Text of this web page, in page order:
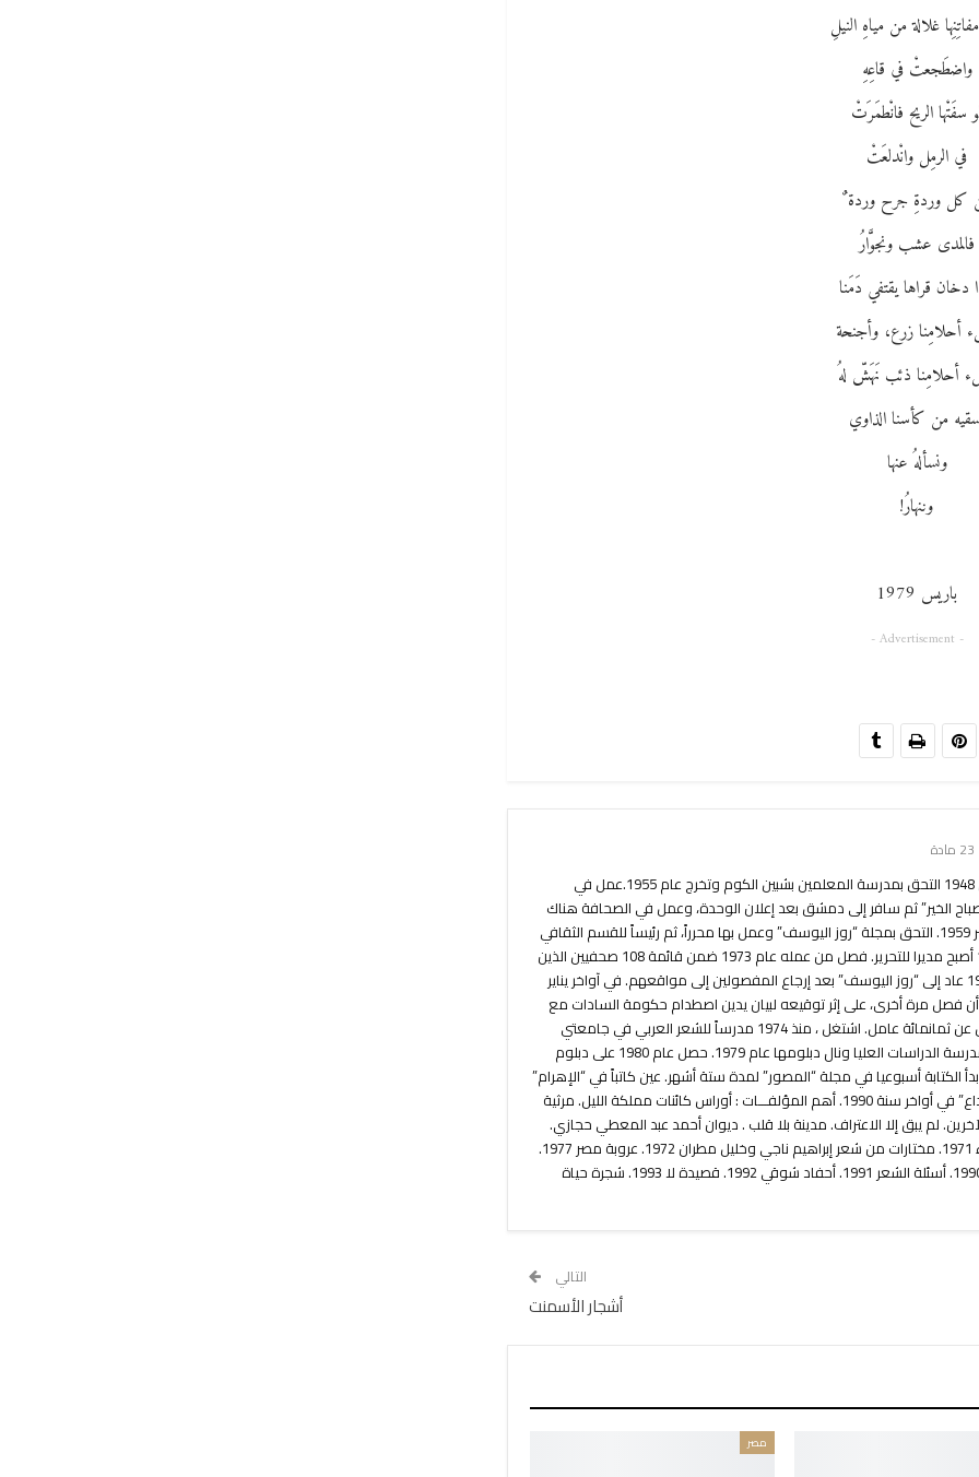
غلالة من مياهِ النيلِ
واضطَجعتْ في قاعِهِ
سفَتْها الريح فانْطمَرَتْ
في الرمِل وانْدلعَتْ
كل وردةِ جرح وردة
فالمدى عشب ونجوَّارُ
دخان قراها يقتفي دَمَنا
أحلامِنا زرع، وأجنحة
أحلامِنا ذئب نَهَشّ لهُ
من كأسنا الذاوي
ونسألهُ عنها
وننهارُ!
باريس 1979
- Advertisement -
23 مادة
ولد في “تلا” المنوفية، مصر 1935. في 1948 التحق بمدرسة المعلمين بشبين الكوم وتخرج عام 1955.عمل في
من سنة 1956 “مجلة صباح الخير” ثم سافر إلى دمشق بعد إعلان الوحدة، وعمل في الصحافة هناك
لمدة ستة أشهر بين أبريل 1959-سبتمبر 1959. التحق بمجلة “روز اليوسف” وعمل بها محرراً، ثم رئيساً للقسم الثقافي
إلى حدود سنة 1965 – وفي عام 1969 أصبح مديرا للتحرير. فصل من عمله عام 1973 ضمن قائمة 108 صحفيين الذين
فصلهم السادات. في أواخر سبتمبر 1973 عاد إلى “روز اليوسف” بعد إرجاع المفصولين إلى مواقعهم. في آواخر يناير
أن فصل مرة أخرى، على إثر توقيعه لبيان يدين اصطدام حكومة السادات مع
عمال حلوان واعتقال وسجن ما لا يقل عن ثمانمائة عامل. اشتغل ، منذ 1974 مدرساً للشعر العربي في جامعتي
باريس والسوربون. التحق عام 1977 بمدرسة الدراسات العليا ونال دبلومها عام 1979. حصل عام 1980 على دبلوم
الكتابة أسبوعيا في مجلة “المصور” لمدة ستة أشهر. عين كاتباً في “الإهرام”
عام 1990. تولى رئاسة تحرير ” مجلة إبداع” في أواخر سنة 1990. أهم المؤلفـــات : أوراس كائنات مملكة الليل. مرثية
لم يبق إلا الاعتراف. مدينة بلا قلب . ديوان أحمد عبد المعطي حجازي.
دراسات فكرية وأدبية : محمد وهؤلاء 1971. مختارات من شعر إبراهيم ناجي وخليل مطران 1972. عروبة مصر 1977.
حديث الثلاثاء “جزءان” . الشعر رفيقي 1990. أسئلة الشعر 1991. أحفاد شوقي 1992. قصيدة لا 1993. شجرة حياة
التالي
أشجار الأسمنت
مصر